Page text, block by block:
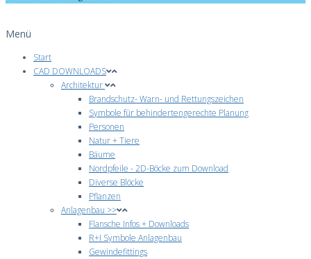
Menü
Start
CAD DOWNLOADS
Architektur
Brandschutz- Warn- und Rettungszeichen
Symbole für behindertengerechte Planung
Personen
Natur + Tiere
Bäume
Nordpfeile - 2D-Böcke zum Download
Diverse Blöcke
Pflanzen
Anlagenbau >>
Flansche Infos + Downloads
R+I Symbole Anlagenbau
Gewindefittings